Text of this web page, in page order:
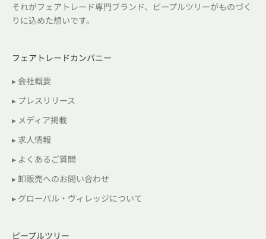
それがフェアトレード専門ブランド、ピープルツリーがものづく
りに込めた想いです。
フェアトレードカンパニー
▸ 会社概要
▸ プレスリリース
▸ メディア掲載
▸ 求人情報
▸ よくあるご質問
▸ 卸販売へのお問い合わせ
▸ グローバル・ヴィレッジについて
ピープルツリー